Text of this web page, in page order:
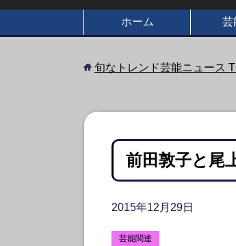
ホーム 芸
旬なトレンド芸能ニュース
前田敦子と尾
2015年12月29日
芸能関連